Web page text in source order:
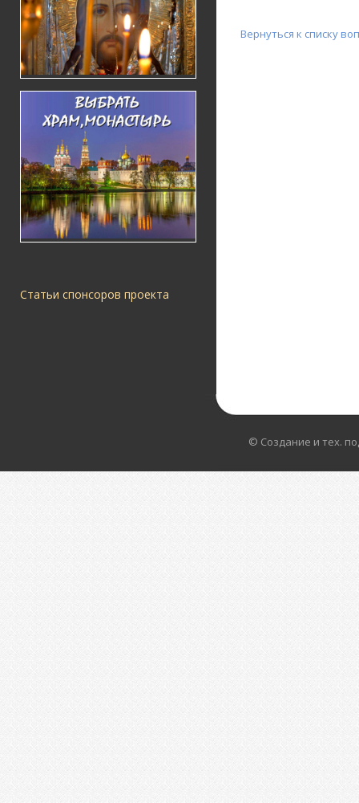
Статьи спонсоров проекта
Вернуться к списку
© Создание и тех.